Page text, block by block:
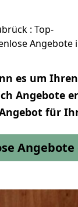
: Top-
Angebote
es um
Angebote
für